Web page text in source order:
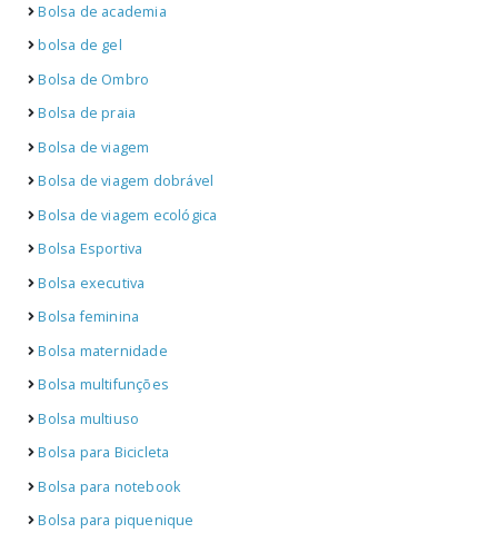
Bolsa de academia
bolsa de gel
Bolsa de Ombro
Bolsa de praia
Bolsa de viagem
Bolsa de viagem dobrável
Bolsa de viagem ecológica
Bolsa Esportiva
Bolsa executiva
Bolsa feminina
Bolsa maternidade
Bolsa multifunções
Bolsa multiuso
Bolsa para Bicicleta
Bolsa para notebook
Bolsa para piquenique